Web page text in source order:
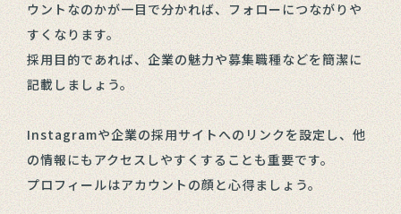
ウントなのかが一目で分かれば、フォローにつながりや
すくなります。
採用目的であれば、企業の魅力や募集職種などを簡潔に
記載しましょう。
Instagramや企業の採用サイトへのリンクを設定し、他
の情報にもアクセスしやすくすることも重要です。
プロフィールはアカウントの顔と心得ましょう。